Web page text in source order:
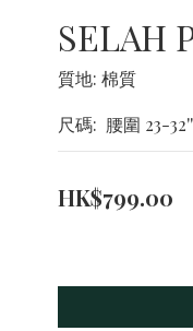
SELAH
質地: 棉質
尺碼:  腰圍 23-
HK$799.00